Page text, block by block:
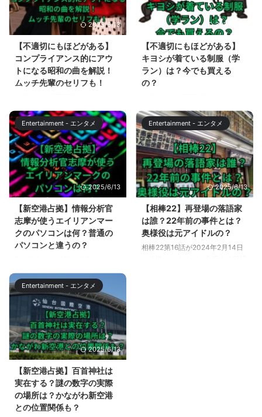
いう画期的なコンセプトを持って
います。 テレビコマーシャルも
始まり、春休みにイマーシブ・フ
ォート東京に行こうと計画してい
る皆さんも多いことでしょう。
この記事では、イマーシブ・フォ
ート東京のアクセスと駐車場情報
をお伝えします。 イマーシブ・
イマーシブ・フォート東京の住所
は、東京都江東区青海１丁目５ ...
新空港占拠の山猫の正体は誰なの
か、さまざまな意見が出ている中
から考察します。また、ここまで
明らかになっている獣と、明らか
になっていない戌の正体について
も考察します。 【新空港占拠】
山猫の正体を考察！ 新空港占拠
は、2024年2月17日に第6話が放
いて、さまざまな憶測が流れてい
ます。 山猫の正体 ...
2025/6/13
【不適切にもほどがある】
コンプライアンス的にアウ
トになる昭和の曲を解説！
ムッチ先輩のセリフも！
る」第4話では、お父さん世代の
懐メロがコンプライアンス的にア
ウトな歌詞ばかりということで、
いくつかの曲を歌って評価するシ
ーンがありました。 この記事で
は、「不適切にもほどがある」第
4話で取り上げられた、コンプラ
イアンス的にアウトな曲の歌詞
や、ムッチ先輩のセリフの元にな
っている曲について解説します。
【不適切にもほどがある】コンプ
ライアンス的にアウトになる昭和
の曲を解説！ 人気ドラマ「不適
現代ではコンプライアンス的にア
ウトなお父さん世代の懐メロが取
...
2025/6/13
【不適切にもほどがある】
キヨシが着ている制服（学
ラン）は？今でも買える
の？
る」で中学生のキヨシが着ている
学ランが話題になっています。
令和の時代では、お目にかかる機
会もほとんどありませんが、昭和
の時代には、こういった変形学生
服を着ている学生をよく見かけま
した。 この記事では、「不適切
にもほどがある」で中学生のキヨ
シが着ていた変形学生服について
解説します。 【不適切にもほど
がある】キヨシが着ている制服
（学ラン）は？ 人気ドラマ「不
適切にもほどがある」で中学生の
Entertainment - エンタメ
2025/6/13
【新空港占拠】情報分析官
志摩が使うエイリアンマー
クのパソコンは何？普通の
パソコンと違うの？
ぃさん演じる志摩蓮司が前作の大
病院占拠に続いて活躍していま
す。 新空港占拠では、捜査本部
から外に出て、ノートバソコンで
任務にあたるシーンが増えていま
すが、その際に使っている派手な
パソコンが話題です。 この記事
では、新空港占拠で情報分析官の
志摩蓮司が使っている近未来的フ
ォルムのノートパソコンは何なの
か？また、普通のノートパソコン
との違いについても解説します。
【新空港占拠】情報分析官志摩が
Entertainment - エンタメ
2025/6/13
【相棒22】再登場の落語家
は誰？22年前の事件とは？
奥様役は元アイドルの？
相棒22第16話が2024年2月14日
Entertainment - エンタメ
2025/6/13
【新空港占拠】百首神社は
実在する？謎の数字の実際
の場所は？かながわ新空港
との位置関係も？